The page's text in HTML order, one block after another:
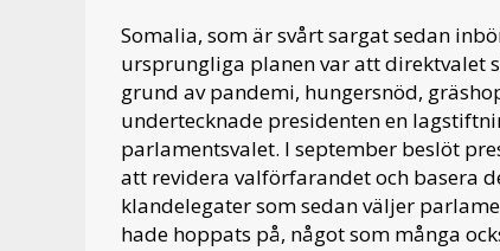
Somalia, som är svårt sargat sedan
ursprungliga planen var att direktvalet
grund av pandemi, hungersnöd,
undertecknade presidenten en
parlamentsvalet. I september beslöt
att revidera valförfarandet och basera
klandelegater som sedan väljer
hade hoppats på, något som många